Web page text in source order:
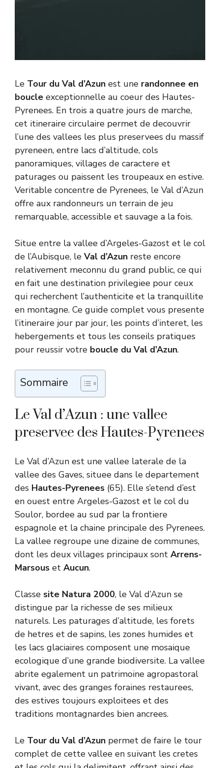
Le Tour du Val d’Azun est une randonnee en
boucle exceptionnelle au coeur des Hautes-
Pyrenees. En trois a quatre jours de marche,
cet itineraire circulaire permet de decouvrir
l’une des vallees les plus preservees du massif
pyreneen, entre lacs d’altitude, cols
panoramiques, villages de caractere et
paturages ou paissent les troupeaux en estive.
Veritable concentre de Pyrenees, le Val d’Azun
offre aux randonneurs un terrain de jeu
remarquable, accessible et sauvage a la fois.
Situe entre la vallee d’Argeles-Gazost et le col
de l’Aubisque, le Val d’Azun reste encore
relativement meconnu du grand public, ce qui
en fait une destination privilegiee pour ceux
qui recherchent l’authenticite et la tranquillite
en montagne. Ce guide complet vous presente
l’itineraire jour par jour, les points d’interet, les
hebergements et tous les conseils pratiques
pour reussir votre boucle du Val d’Azun.
Sommaire
Le Val d’Azun : une vallee
preservee des Hautes-Pyrenees
Le Val d’Azun est une vallee laterale de la
vallee des Gaves, situee dans le departement
des Hautes-Pyrenees (65). Elle s’etend d’est
en ouest entre Argeles-Gazost et le col du
Soulor, bordee au sud par la frontiere
espagnole et la chaine principale des Pyrenees.
La vallee regroupe une dizaine de communes,
dont les deux villages principaux sont Arrens-
Marsous et Aucun.
Classe site Natura 2000, le Val d’Azun se
distingue par la richesse de ses milieux
naturels. Les paturages d’altitude, les forets
de hetres et de sapins, les zones humides et
les lacs glaciaires composent une mosaique
ecologique d’une grande biodiversite. La vallee
abrite egalement un patrimoine agropastoral
vivant, avec des granges foraines restaurees,
des estives toujours exploitees et des
traditions montagnardes bien ancrees.
Le Tour du Val d’Azun permet de faire le tour
complet de cette vallee en suivant les cretes